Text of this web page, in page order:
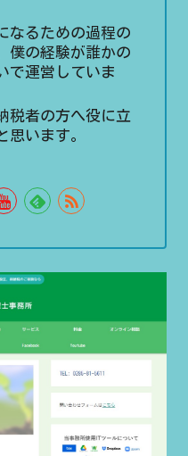
なるための過程の
僕の経験が誰かの
で運営していま
税者の方へ役に立
思います。